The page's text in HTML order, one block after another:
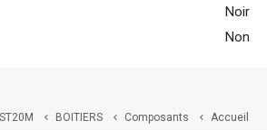
Noir
Non
Accueil

Composants

BOITIERS

ST20M